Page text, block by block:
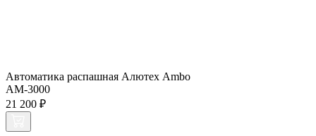
Автоматика распашная Алютех Ambo
AM-3000
21 200 ₽